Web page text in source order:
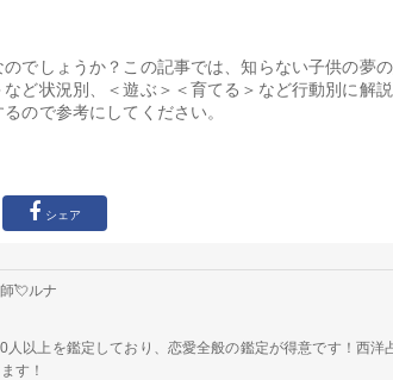
でしょうか？この記事では、知らない子供の夢
ど状況別、＜遊ぶ＞＜育てる＞など行動別に解
ので参考にしてください。
シェア
💘ルナ
人以上を鑑定しており、恋愛全般の鑑定が得意です！西洋
す！